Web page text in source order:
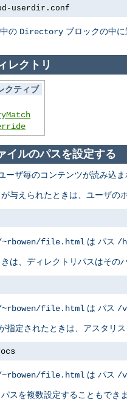
userdir.conf
の Directory ブロックの中
レクトリ
クティブ
イルのパスを設定する
ーザ毎のコンテンツが読み込
与えられたときは、ユーザ
~rbowen/file.html は パス /
は、ディレクトリパスはそ
~rbowen/file.html は パス /
指定されたときは、アスタリ
~rbowen/file.html は パス /
スを複数設定することもできま